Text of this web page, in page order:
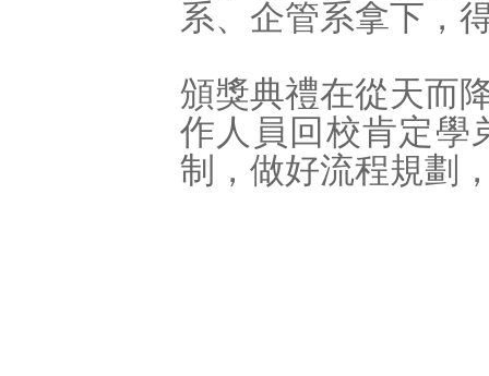
系、企管系拿下，
頒獎典禮在從天而
作人員回校肯定學
制，做好流程規劃